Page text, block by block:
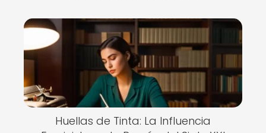
Huellas de Tinta: La Influencia